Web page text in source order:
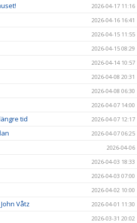
2026-04-17 11:16
2026-04-16 16:41
2026-04-15 11:55
2026-04-15 08:29
2026-04-14 10:57
2026-04-08 20:31
2026-04-08 06:30
2026-04-07 14:00
tid 2026-04-07 12:17
2026-04-07 06:25
2026-04-06
2026-04-03 18:33
2026-04-03 07:00
2026-04-02 10:00
Våtz 2026-04-01 11:30
2026-03-31 20:02